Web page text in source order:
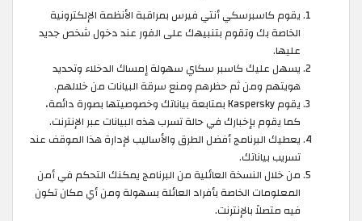
يقوم كاسبرسكي أنتي فيرس بمراقبة الأنظمة الإلكترونية
الخاصة بك وتقوم بتنبيهك على الفور عند دخول شخص جديد
عليها.
يسهل عليك كاسبر سكاي سهولة إمساك الدخلاء وتحديد
هويتهم ومن ثم حظرهم ومنع سرقة البيانات من خلالهم.
يقوم Kaspersky بمتابعة بياناتك وخصوصيتها بصورة دائمة،
كما يقوم بإخبارك في حالة تسرب هذه البيانات عبر الإنترنت.
يعطيك البرنامج أفضل الطرق والأساليب لإدارة هذا الموقف عند
تسريب بياناتك.
من خلال النسخة العائلية من البرنامج يمكنك التحكم في أمن
المعلومات الخاصة بأفراد العائلة بسهولة ومن أي مكان تكون
فيه متصلاً بالإنترنت.